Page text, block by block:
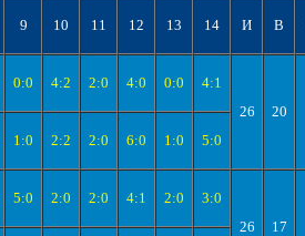
9 10 11 12 13 14 И В
0:0 4:2 2:0 4:0 0:0
4:1
26
20
1:0 2:2 2:0 6:0 1:0 5:0
5:0 2:0 2:0 4:1 2:0
3:0
26
17